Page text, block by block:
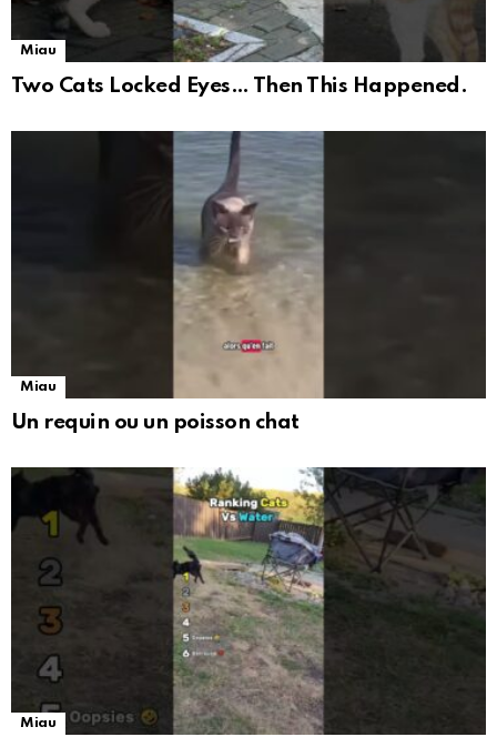
Miau
Two Cats Locked Eyes… Then This Happened.
Miau
Un requin ou un poisson chat
Miau